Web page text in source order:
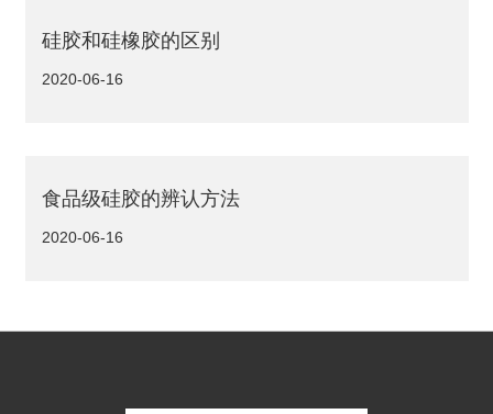
硅胶和硅橡胶的区别
2020-06-16
食品级硅胶的辨认方法
2020-06-16